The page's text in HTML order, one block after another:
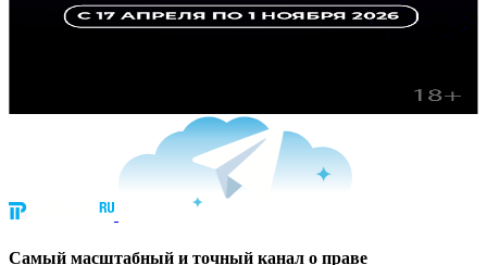
Cамый масштабный и точный канал о праве